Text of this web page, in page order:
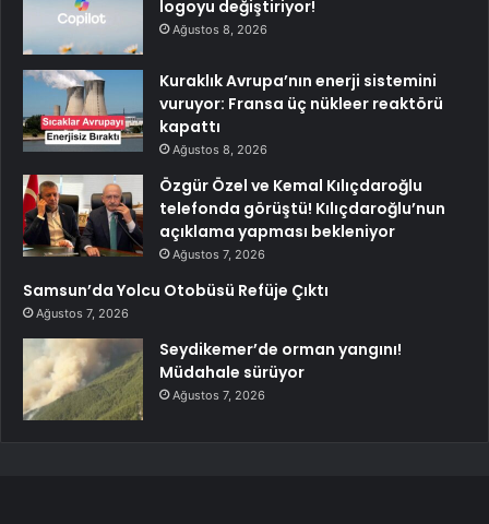
logoyu değiştiriyor!
Ağustos 8, 2026
Kuraklık Avrupa’nın enerji sistemini
vuruyor: Fransa üç nükleer reaktörü
kapattı
Ağustos 8, 2026
Özgür Özel ve Kemal Kılıçdaroğlu
telefonda görüştü! Kılıçdaroğlu’nun
açıklama yapması bekleniyor
Ağustos 7, 2026
Samsun’da Yolcu Otobüsü Refüje Çıktı
Ağustos 7, 2026
Seydikemer’de orman yangını!
Müdahale sürüyor
Ağustos 7, 2026